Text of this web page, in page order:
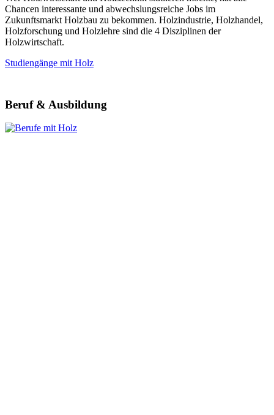
Chancen interessante und abwechslungsreiche Jobs im
Zukunftsmarkt Holzbau zu bekommen. Holzindustrie, Holzhandel,
Holzforschung und Holzlehre sind die 4 Disziplinen der
Holzwirtschaft.
Studiengänge mit Holz
Beruf & Ausbildung